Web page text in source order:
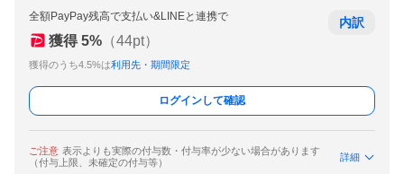
全額PayPay残高で支払い&LINEと連携で
獲得 5% （44pt）
獲得のうち4.5%は利用先・期間限定
内訳
ログインして確認
ご注意 表示よりも実際の付与数・付与率が少ない場合があります
（付与上限、未確定の付与等）
詳細